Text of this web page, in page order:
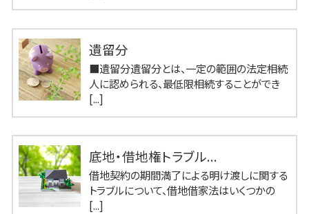
遺留分
■遺留分遺留分とは、一定の範囲の法定相続
人に認められる、最低限相続することができ
[...]
底地・借地権トラブル...
借地契約の期間満了による明け渡しに関する
トラブルについて、借地借家法はいくつかの
[...]